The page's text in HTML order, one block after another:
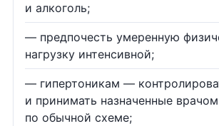
и алкоголь;
— предпочесть умеренную
нагрузку интенсивной;
— гипертоникам —
и принимать назначенные
по обычной схеме;